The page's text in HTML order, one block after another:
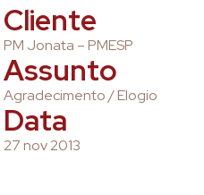
Cliente
PM Jonata – PMESP
Assunto
Agradecimento / Elogio
Data
27 nov 2013